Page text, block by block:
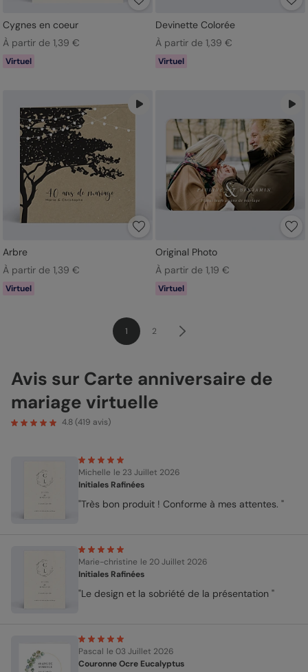
Cygnes en coeur
À partir de 1,39 €
Virtuel
Devinette Colorée
À partir de 1,39 €
Virtuel
Arbre
À partir de 1,39 €
Virtuel
Original Photo
À partir de 1,19 €
Virtuel
1 2
Avis sur Carte anniversaire de
mariage virtuelle
4.8(419 avis)
Michelle le 23 Juillet 2026
Initiales Rafinées
"Très bon produit ! Conforme à mes attentes. "
Marie-christine le 20 Juillet 2026
Initiales Rafinées
"Le design et la sobriété de la présentation "
Pascal le 03 Juillet 2026
Couronne Ocre Eucalyptus